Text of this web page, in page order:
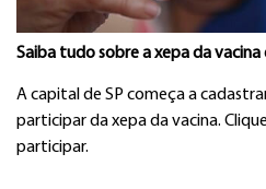
Saiba tudo sobre a xepa da vacina
A capital de SP começa a
participar da xepa da vacina.
participar.